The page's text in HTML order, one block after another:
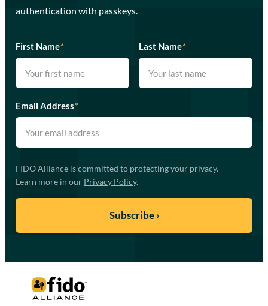
authentication with passkeys.
First Name* Last Name*
Email Address*
FIDO Alliance is committed to protecting your privacy.
Learn more in our Privacy Policy.